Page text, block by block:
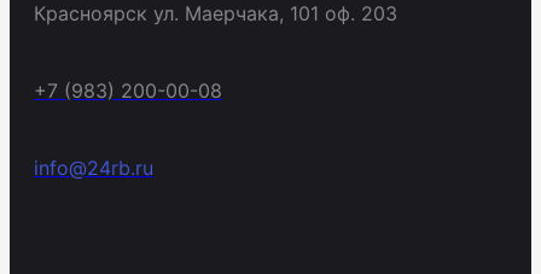
Красноярск ул. Маерчака, 101 оф. 203
+7 (983) 200-00-08
info@24rb.ru